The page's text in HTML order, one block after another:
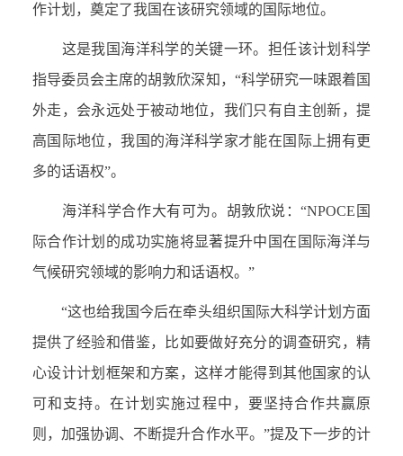
作计划，奠定了我国在该研究领域的国际地位。
这是我国海洋科学的关键一环。担任该计划科学
指导委员会主席的胡敦欣深知，“科学研究一味跟着国
外走，会永远处于被动地位，我们只有自主创新，提
高国际地位，我国的海洋科学家才能在国际上拥有更
多的话语权”。
海洋科学合作大有可为。胡敦欣说：“NPOCE 国
际合作计划的成功实施将显著提升中国在国际海洋与
气候研究领域的影响力和话语权。”
“这也给我国今后在牵头组织国际大科学计划方面
提供了经验和借鉴，比如要做好充分的调查研究，精
心设计计划框架和方案，这样才能得到其他国家的认
可和支持。在计划实施过程中，要坚持合作共赢原
则，加强协调、不断提升合作水平。”提及下一步的计